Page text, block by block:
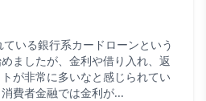
いる銀行系カードローンという
ましたが、金利や借り入れ、返
が非常に多いなと感じられてい
費者金融では金利が...